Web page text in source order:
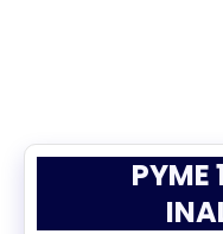
PYME